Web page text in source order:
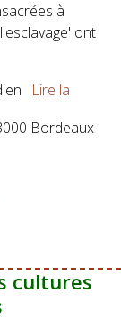
à
ont
Bordeaux
Lire la
cultures